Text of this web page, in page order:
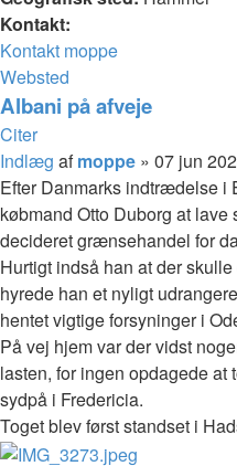
Kontakt:
Kontakt moppe
Websted
Albani på afveje
Citer
Indlæg afmoppe » 07 jun
Efter Danmarks indtrædelse i
købmand Otto Duborg at
decideret grænsehandel for
Hurtigt indså han at der
hyrede han et nyligt
hentet vigtige forsyninger i
På vej hjem var der vidst
lasten, for ingen opdagede
sydpå i Fredericia.
Toget blev først standset i